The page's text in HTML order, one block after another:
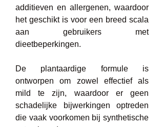
additieven en allergenen, waardoor
het geschikt is voor een breed scala
aan gebruikers met
dieetbeperkingen.
De plantaardige formule is
ontworpen om zowel effectief als
mild te zijn, waardoor er geen
schadelijke bijwerkingen optreden
die vaak voorkomen bij synthetische